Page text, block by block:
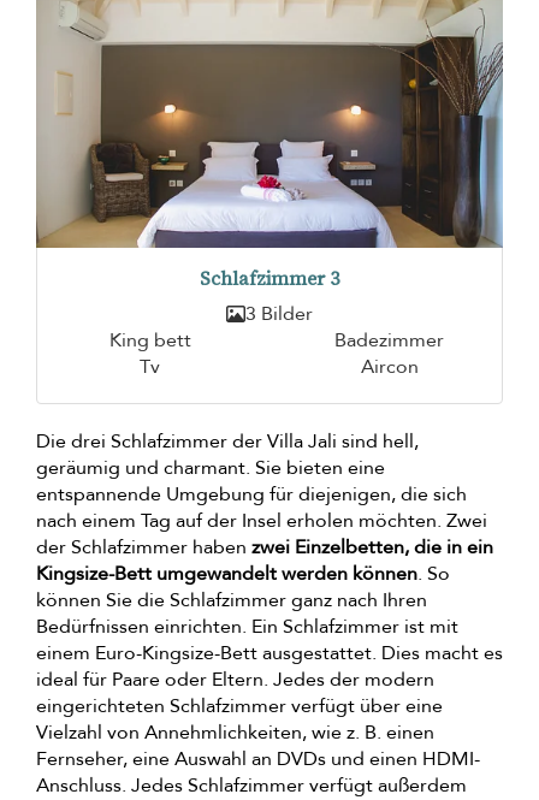
Schlafzimmer 3
3 Bilder
King bett
Badezimmer
Tv
Aircon
Die drei Schlafzimmer der Villa Jali sind hell,
geräumig und charmant. Sie bieten eine
entspannende Umgebung für diejenigen, die sich
nach einem Tag auf der Insel erholen möchten. Zwei
der Schlafzimmer haben zwei Einzelbetten, die in ein
Kingsize-Bett umgewandelt werden können. So
können Sie die Schlafzimmer ganz nach Ihren
Bedürfnissen einrichten. Ein Schlafzimmer ist mit
einem Euro-Kingsize-Bett ausgestattet. Dies macht es
ideal für Paare oder Eltern. Jedes der modern
eingerichteten Schlafzimmer verfügt über eine
Vielzahl von Annehmlichkeiten, wie z. B. einen
Fernseher, eine Auswahl an DVDs und einen HDMI-
Anschluss. Jedes Schlafzimmer verfügt außerdem